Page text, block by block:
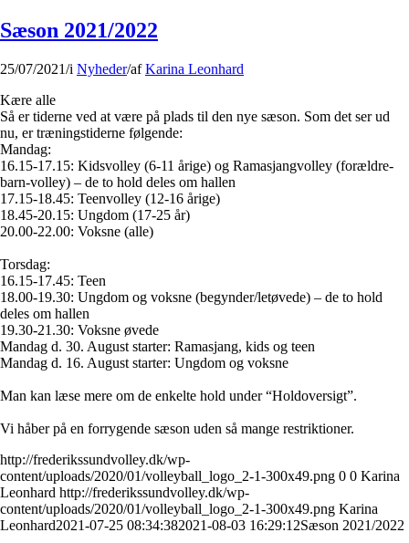
Sæson 2021/2022
25/07/2021/i Nyheder/afKarina Leonhard
Kære alle
Så er tiderne ved at være på plads til den nye sæson. Som det ser ud
nu, er træningstiderne følgende:
Mandag:
16.15-17.15: Kidsvolley (6-11 årige) og Ramasjangvolley (forældre-
barn-volley) – de to hold deles om hallen
17.15-18.45: Teenvolley (12-16 årige)
18.45-20.15: Ungdom (17-25 år)
20.00-22.00: Voksne (alle)
Torsdag:
16.15-17.45: Teen
18.00-19.30: Ungdom og voksne (begynder/letøvede) – de to hold
deles om hallen
19.30-21.30: Voksne øvede
Mandag d. 30. August starter: Ramasjang, kids og teen
Mandag d. 16. August starter: Ungdom og voksne
Man kan læse mere om de enkelte hold under “Holdoversigt”.
Vi håber på en forrygende sæson uden så mange restriktioner.
http://frederikssundvolley.dk/wp-
content/uploads/2020/01/volleyball_logo_2-1-300x49.png 0 0 Karina
Leonhard http://frederikssundvolley.dk/wp-
content/uploads/2020/01/volleyball_logo_2-1-300x49.png Karina
Leonhard2021-07-25 08:34:382021-08-03 16:29:12Sæson 2021/2022